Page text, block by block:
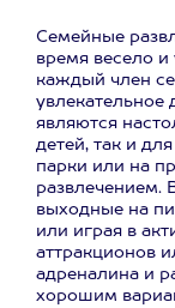
Семейные
время весело и
каждый член
увлекательное
являются
детей, так и
парки или на
развлечением.
выходные на
или играя в
аттракционов
адреналина и
хорошим